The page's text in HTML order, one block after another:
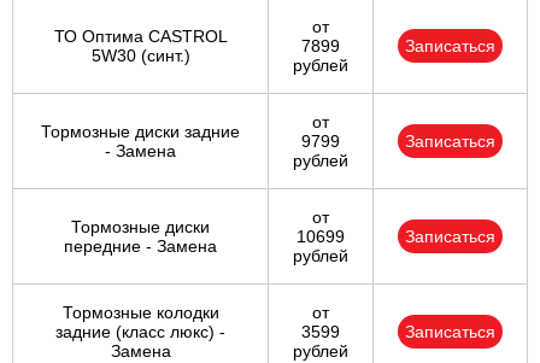
ТО Оптима CASTROL
5W30 (синт.)
от
7899
рублей
Записаться
Тормозные диски задние
- Замена
от
9799
рублей
Записаться
Тормозные диски
передние - Замена
от
10699
рублей
Записаться
Тормозные колодки
задние (класс люкс) -
Замена
от
3599
рублей
Записаться